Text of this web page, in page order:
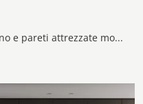
Se sei alla ricerca di mobili giorno e pareti attrezzate moderne, opta per il modello Day Collection 07 di Alf Da Frè: clicca e ottieni informazioni!